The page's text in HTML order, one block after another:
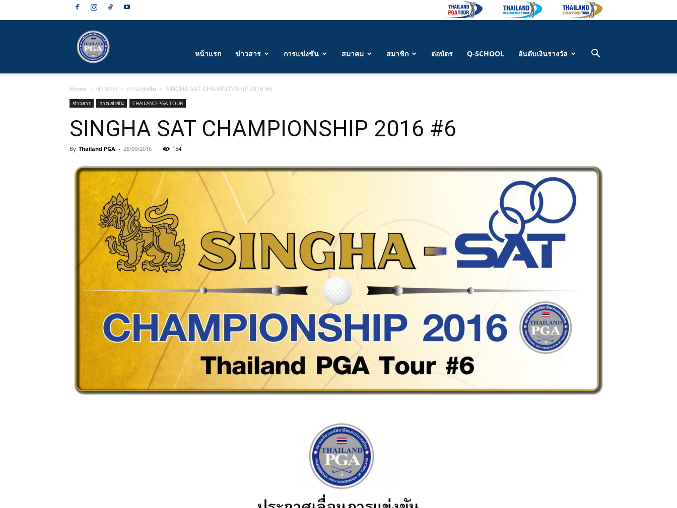
กีฬา
กอล์ฟ
อาชีพ
แห่ง
ประเทศไทย
หน้าแรก ข่าวสาร การแข่งขัน สมาคม สมาชิก ต่อบัตร Q-SCHOOL อันดับเงินรางวัล
Home ข่าวสาร การแข่งขัน SINGHA SAT CHAMPIONSHIP 2016 #6
ข่าวสาร การแข่งขัน THAILAND PGA TOUR
SINGHA SAT CHAMPIONSHIP 2016 #6
By Thailand PGA - 26/09/2016 154